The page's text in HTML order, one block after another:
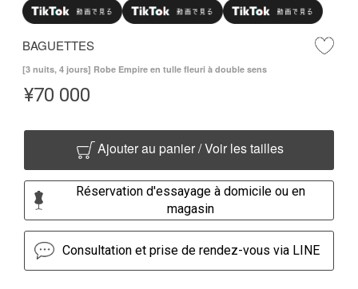
BAGUETTES
[3 nuits, 4 jours] Robe Empire en tulle fleuri à double sens
¥70 000
Ajouter au panier / Voir les tailles
Réservation d'essayage à domicile ou en
magasin
Consultation et prise de rendez-vous via LINE